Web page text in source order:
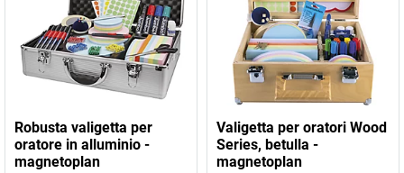
Robusta valigetta per
oratore in alluminio -
magnetoplan
Valigetta per oratori Wood
Series, betulla -
magnetoplan